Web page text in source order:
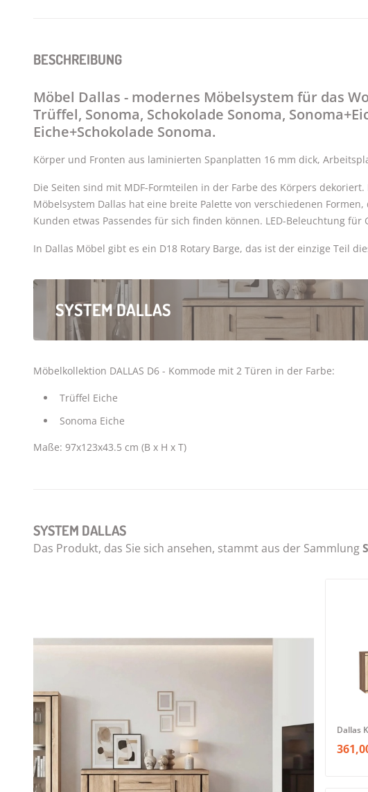
BESCHREIBUNG
Möbel Dallas - modernes Möbelsystem für das
Trüffel, Sonoma, Schokolade Sonoma,
Eiche+Schokolade Sonoma.
Körper und Fronten aus laminierten Spanplatten 16 mm dick,
Die Seiten sind mit MDF-Formteilen in der Farbe des Körpers
Möbelsystem Dallas hat eine breite Palette von verschiedenen
Kunden etwas Passendes für sich finden können. LED-Beleuchtung für
In Dallas Möbel gibt es ein D18 Rotary Barge, das ist der einzige Teil
SYSTEM DALLAS
Möbelkollektion DALLAS D6 - Kommode mit 2 Türen in der Farbe:
Trüffel Eiche
Sonoma Eiche
Maße: 97x123x43.5 cm (B x H x T)
SYSTEM DALLAS
Das Produkt, das Sie sich ansehen, stammt aus der Sammlung
Dallas